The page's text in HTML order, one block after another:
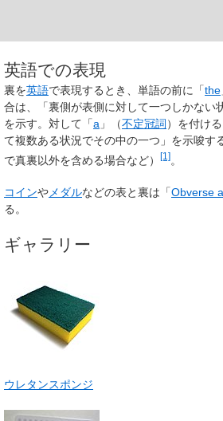
英語での表現
裏を英語で表現するとき、単語の前に「the
合は、「裏側が表側に対して一つしかない
を示す。対して「a 」（不定冠詞）を付け
て複数ある状況でその中の一つ」を示唆す
で真裏以外を含める場合など）
[1] 。
コインや メダルなどの表と裏は「Obverse
る。
ギャラリー
ウレタンスポンジ